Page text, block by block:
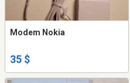
Modem Nokia
35 $